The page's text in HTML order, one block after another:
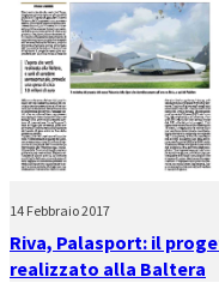
14 Febbraio 2017
Riva, Palasport: il
realizzato alla Baltera